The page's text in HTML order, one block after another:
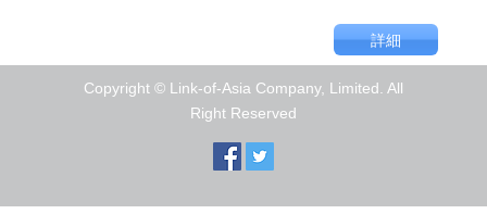
Copyright © Link-of-Asia Company, Limited. All
Right Reserved